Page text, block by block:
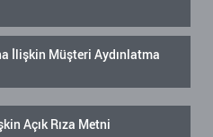
İlişkin Müşteri Aydınlatma
Açık Rıza Metni